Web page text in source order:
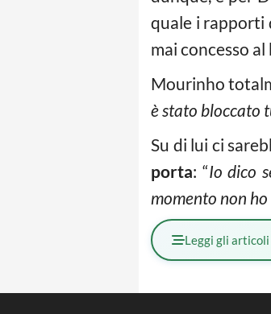
quale i rapporti
mai concesso al
Mourinho
è stato bloccato
Su di lui ci
porta: “Io dico
momento non
Leggi gli